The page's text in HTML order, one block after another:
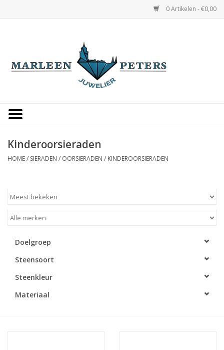
0 Artikelen - €0,00
Occasions
Overige
Merken
Cadeaukaarten
Kinderoorsieraden
HOME/ SIERADEN / OORSIERADEN / KINDEROORSIERADEN
Doelgroep
Steensoort
Steenkleur
Materiaal